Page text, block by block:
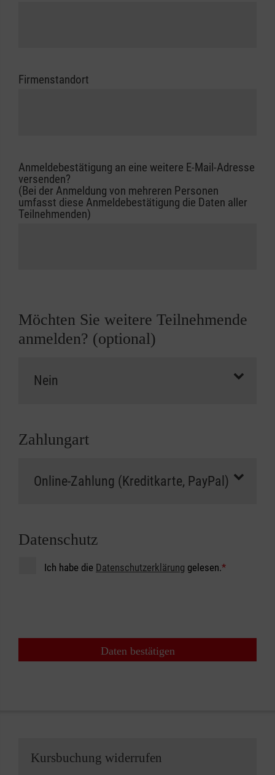
Firmenstandort
Anmeldebestätigung an eine weitere E-Mail-Adresse
versenden?
(Bei der Anmeldung von mehreren Personen
umfasst diese Anmeldebestätigung die Daten aller
Teilnehmenden)
Möchten Sie weitere Teilnehmende
anmelden? (optional)
Zahlungart
Datenschutz
Ich habe die Datenschutzerklärung gelesen.*
Daten bestätigen
Kursbuchung widerrufen